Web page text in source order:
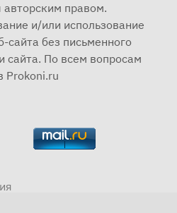
правом.
и/или использование
сайта без письменного
сайта. По всем вопросам
Prokoni.ru